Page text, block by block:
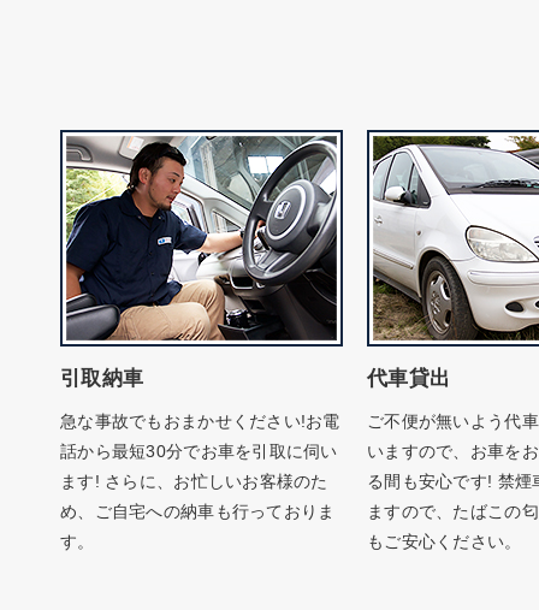
引取納車
急な事故でもおまかせください!お電
話から最短30分でお車を引取に伺い
ます! さらに、お忙しいお客様のた
め、ご自宅への納車も行っておりま
す。
代車貸出
ご不便が無いよう代
いますので、お車を
る間も安心です! 禁煙
ますので、たばこの
もご安心ください。